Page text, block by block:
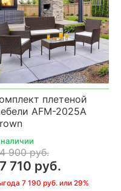
плетеной
AFM-2025A
900 руб.
710 руб.
7 190 руб. или 29%